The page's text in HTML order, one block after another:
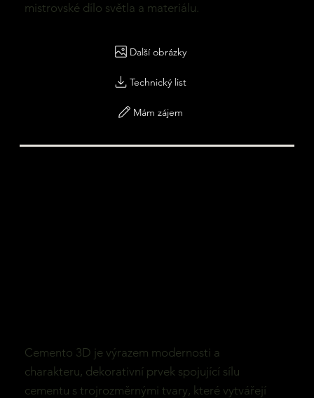
mistrovské dílo světla a materiálu.
Další obrázky
Technický list
Mám zájem
Cemento 3D je výrazem modernosti a
charakteru, dekorativní prvek spojující sílu
cementu s trojrozměrnými tvary, které vytvářejí